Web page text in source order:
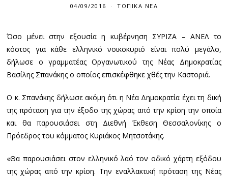
04/09/2016 ΤΟΠΙΚΆ ΝΈΑ
Όσο μένει στην εξουσία η κυβέρνηση ΣΥΡΙΖΑ – ΑΝΕΛ το
κόστος για κάθε ελληνικό νοικοκυριό είναι πολύ μεγάλο,
δήλωσε ο γραμματέας Οργανωτικού της Νέας Δημοκρατίας
Βασίλης Σπανάκης ο οποίος επισκέφθηκε χθές την Καστοριά.
Ο κ. Σπανάκης δήλωσε ακόμη ότι η Νέα Δημοκρατία έχει τη δική
της πρόταση για την έξοδο της χώρας από την κρίση την οποία
και θα παρουσιάσει στη Διεθνή Έκθεση Θεσσαλονίκης ο
Πρόεδρος του κόμματος Κυριάκος Μητσοτάκης.
«Θα παρουσιάσει στον ελληνικό λαό τον οδικό χάρτη εξόδου
της χώρας από την κρίση. Την εναλλακτική πρόταση της Νέας